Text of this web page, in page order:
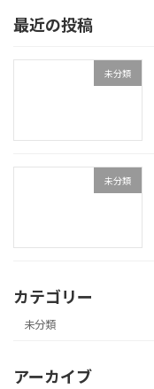
最近の投稿
未分類
未分類
カテゴリー
未分類
アーカイブ